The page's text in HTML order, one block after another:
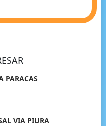
PARACAS
VIA PIURA